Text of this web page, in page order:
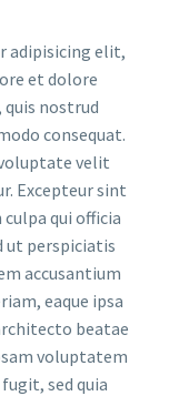
adipisicing elit,
et dolore
quis nostrud
consequat.
velit
Excepteur sint
qui officia
ut perspiciatis
accusantium
eaque ipsa
beatae
voluptatem
sed quia